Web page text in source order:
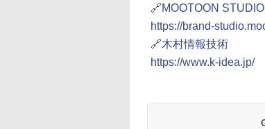
🔗MOOTOON STUDIO
https://brand-
🔗木村情報技術
https://www.k-idea.jp/